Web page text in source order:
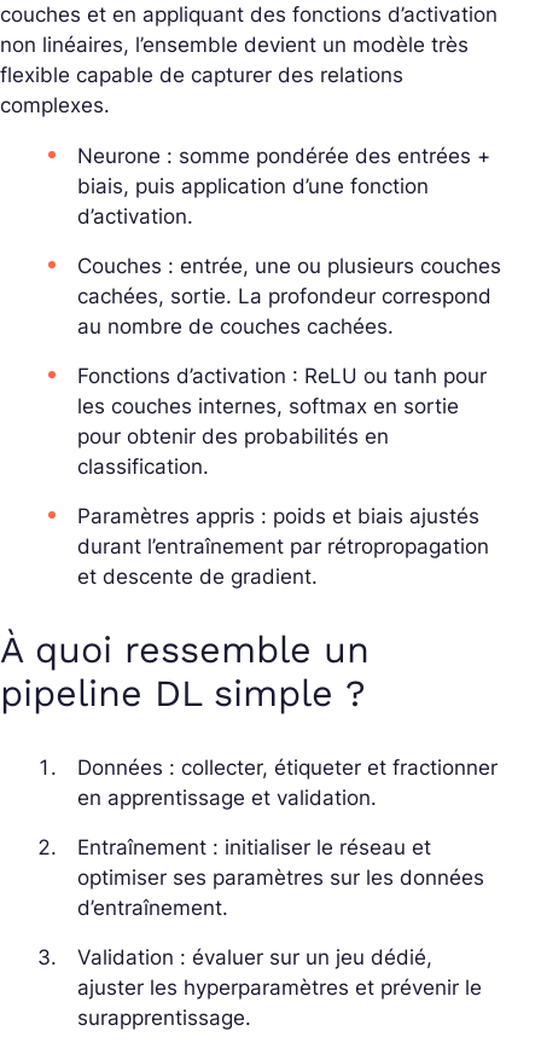
couches et en appliquant des fonctions d’activation
non linéaires, l’ensemble devient un modèle très
flexible capable de capturer des relations
complexes.
Neurone : somme pondérée des entrées +
biais, puis application d’une fonction
d’activation.
Couches : entrée, une ou plusieurs couches
cachées, sortie. La profondeur correspond
au nombre de couches cachées.
Fonctions d’activation : ReLU ou tanh pour
les couches internes, softmax en sortie
pour obtenir des probabilités en
classification.
Paramètres appris : poids et biais ajustés
durant l’entraînement par rétropropagation
et descente de gradient.
À quoi ressemble un
pipeline DL simple ?
Données : collecter, étiqueter et fractionner
en apprentissage et validation.
Entraînement : initialiser le réseau et
optimiser ses paramètres sur les données
d’entraînement.
Validation : évaluer sur un jeu dédié,
ajuster les hyperparamètres et prévenir le
surapprentissage.